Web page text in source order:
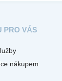
PRO VÁS
nákupem